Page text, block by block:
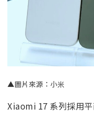
▲圖片來源：小米
Xiaomi 17 系列採用